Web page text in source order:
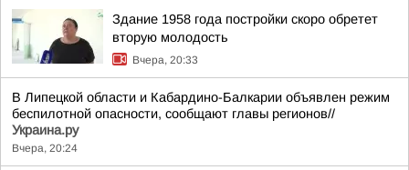
Здание 1958 года постройки скоро обретет
вторую молодость
Вчера, 20:33
В Липецкой области и Кабардино-Балкарии объявлен режим
беспилотной опасности, сообщают главы регионов//
Украина.ру
Вчера, 20:24